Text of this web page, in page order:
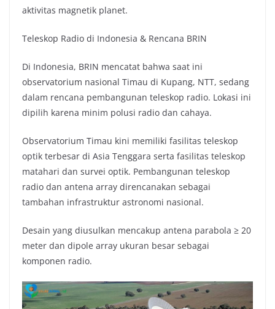
aktivitas magnetik planet.
Teleskop Radio di Indonesia & Rencana BRIN
Di Indonesia, BRIN mencatat bahwa saat ini
observatorium nasional Timau di Kupang, NTT, sedang
dalam rencana pembangunan teleskop radio. Lokasi ini
dipilih karena minim polusi radio dan cahaya.
Observatorium Timau kini memiliki fasilitas teleskop
optik terbesar di Asia Tenggara serta fasilitas teleskop
matahari dan survei optik. Pembangunan teleskop
radio dan antena array direncanakan sebagai
tambahan infrastruktur astronomi nasional.
Desain yang diusulkan mencakup antena parabola ≥ 20
meter dan dipole array ukuran besar sebagai
komponen radio.